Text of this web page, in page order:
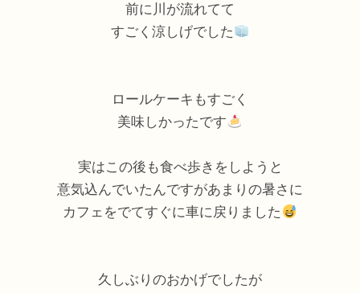
前に川が流れてて
すごく涼しげでした
ロールケーキもすごく
美味しかったです
実はこの後も食べ歩きをしようと
意気込んでいたんですがあまりの暑さに
カフェをでてすぐに車に戻りました
久しぶりのおかげでしたが